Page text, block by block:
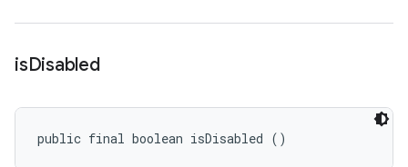
isDisabled
public final boolean isDisabled ()